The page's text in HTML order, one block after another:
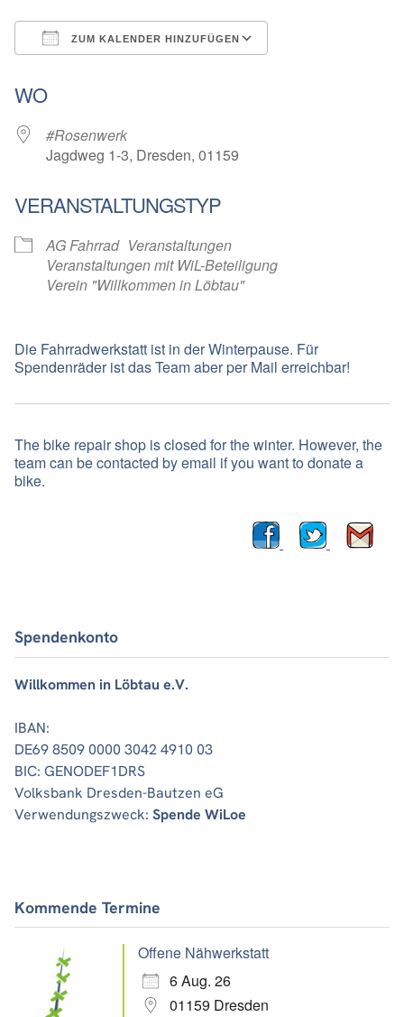
ZUM KALENDER HINZUFÜGEN
WO
#Rosenwerk
Jagdweg 1-3, Dresden, 01159
VERANSTALTUNGSTYP
AG Fahrrad Veranstaltungen
Veranstaltungen mit WiL-Beteiligung
Verein "Willkommen in Löbtau"
Die Fahrradwerkstatt ist in der Winterpause. Für
Spendenräder ist das Team aber per Mail erreichbar!
The bike repair shop is closed for the winter. However, the
team can be contacted by email if you want to donate a
bike.
Spendenkonto
Willkommen in Löbtau e.V.
IBAN:
DE69 8509 0000 3042 4910 03
BIC: GENODEF1DRS
Volksbank Dresden-Bautzen eG
Verwendungszweck: Spende WiLoe
Kommende Termine
Offene Nähwerkstatt
6 Aug. 26
01159 Dresden